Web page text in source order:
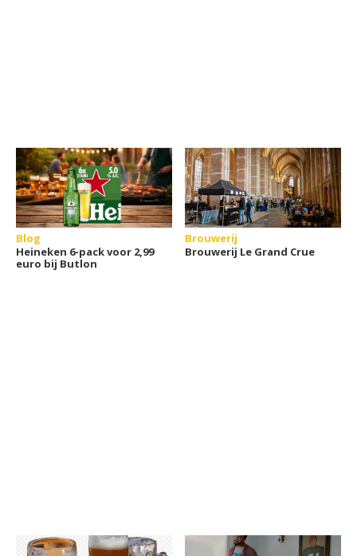
Blog
Heineken 6-pack voor 2,99
euro bij Butlon
Brouwerij
Brouwerij Le Grand Crue